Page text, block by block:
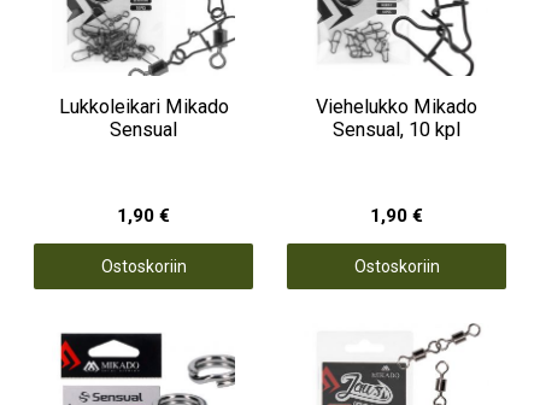
Lukkoleikari Mikado
Sensual
1,90 €
Ostoskoriin
Viehelukko Mikado
Sensual, 10 kpl
1,90 €
Ostoskoriin